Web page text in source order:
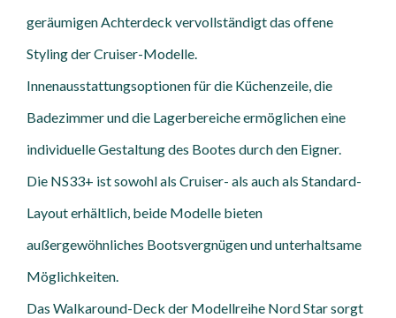
geräumigen Achterdeck vervollständigt das offene
Styling der Cruiser-Modelle.
Innenausstattungsoptionen für die Küchenzeile, die
Badezimmer und die Lagerbereiche ermöglichen eine
individuelle Gestaltung des Bootes durch den Eigner.
Die NS33+ ist sowohl als Cruiser- als auch als Standard-
Layout erhältlich, beide Modelle bieten
außergewöhnliches Bootsvergnügen und unterhaltsame
Möglichkeiten.
Das Walkaround-Deck der Modellreihe Nord Star sorgt